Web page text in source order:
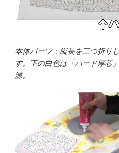
本体パーツ：縦長を三つ折り
す。下の白色は「ハード厚芯
源。